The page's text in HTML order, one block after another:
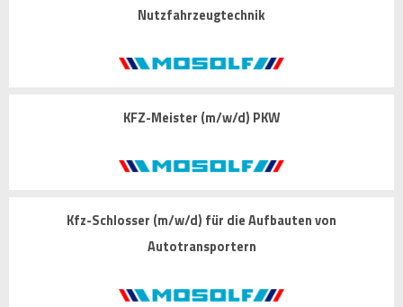
Nutzfahrzeugtechnik
KFZ-Meister (m/w/d) PKW
Kfz-Schlosser (m/w/d) für die Aufbauten von
Autotransportern